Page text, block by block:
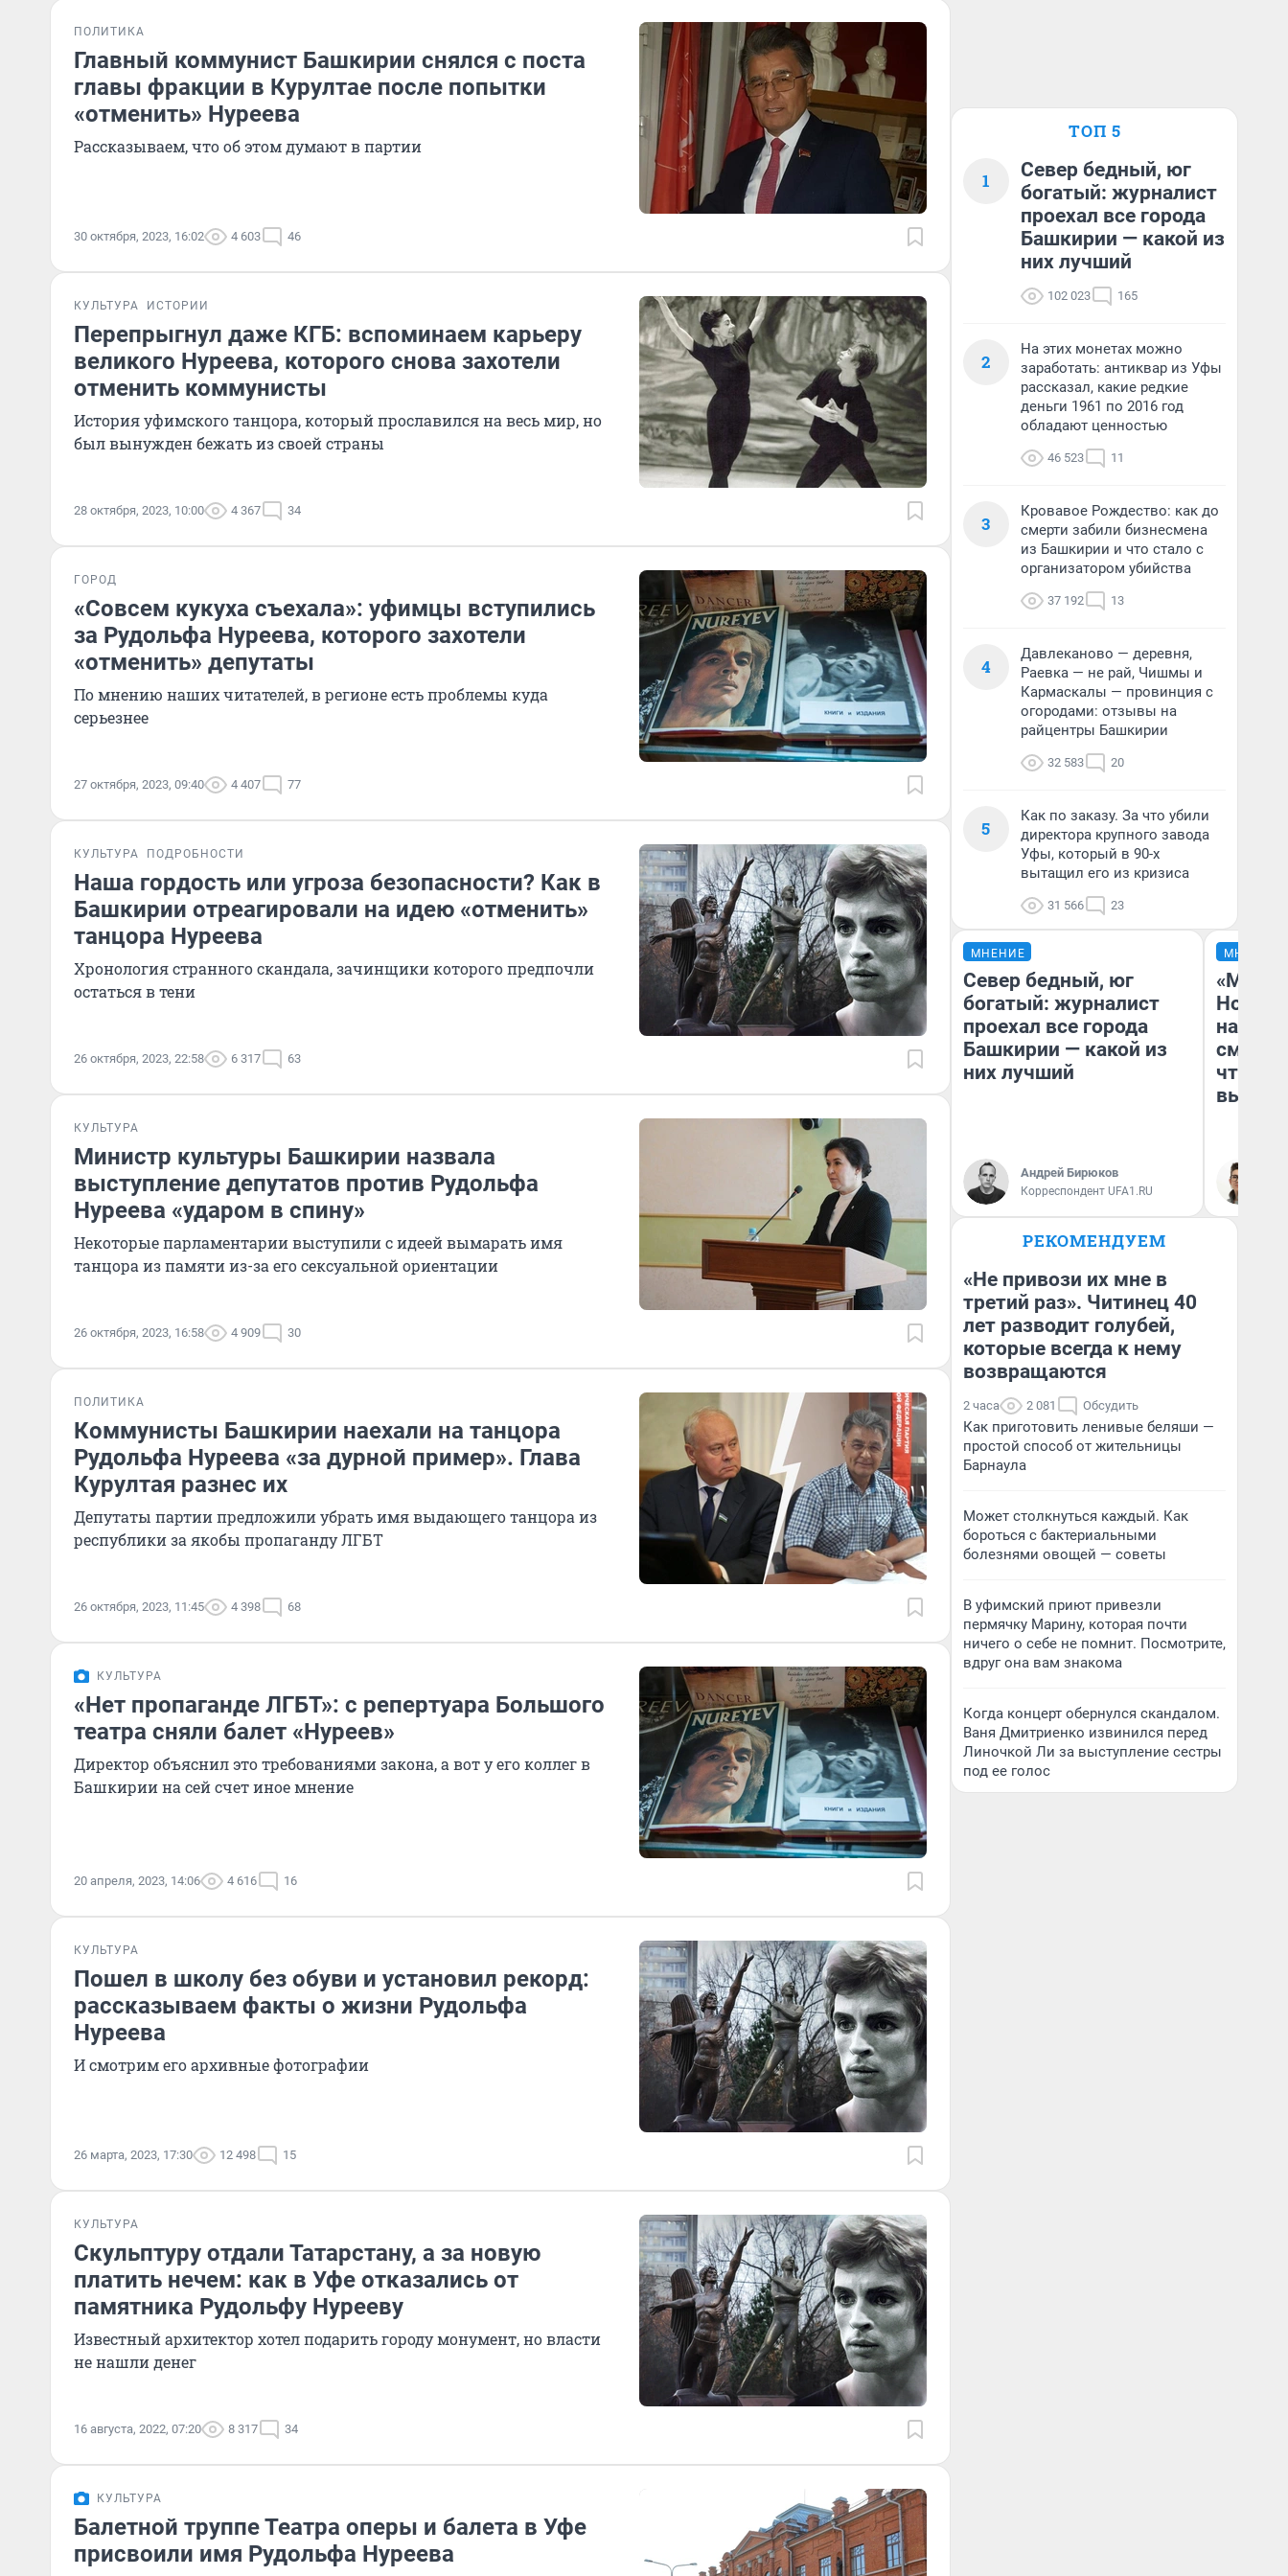
ПОЛИТИКА
Главный коммунист Башкирии снялся с поста
главы фракции в Курултае после попытки
«отменить» Нуреева
Рассказываем, что об этом думают в партии
30 октября, 2023, 16:02 4 603 46
КУЛЬТУРА ИСТОРИИ
Перепрыгнул даже КГБ: вспоминаем карьеру
великого Нуреева, которого снова захотели
отменить коммунисты
История уфимского танцора, который прославился на весь мир, но
был вынужден бежать из своей страны
28 октября, 2023, 10:00 4 367 34
ГОРОД
«Совсем кукуха съехала»: уфимцы вступились
за Рудольфа Нуреева, которого захотели
«отменить» депутаты
По мнению наших читателей, в регионе есть проблемы куда
серьезнее
27 октября, 2023, 09:40 4 407 77
КУЛЬТУРА ПОДРОБНОСТИ
Наша гордость или угроза безопасности? Как в
Башкирии отреагировали на идею «отменить»
танцора Нуреева
Хронология странного скандала, зачинщики которого предпочли
остаться в тени
26 октября, 2023, 22:58 6 317 63
КУЛЬТУРА
Министр культуры Башкирии назвала
выступление депутатов против Рудольфа
Нуреева «ударом в спину»
Некоторые парламентарии выступили с идеей вымарать имя
танцора из памяти из-за его сексуальной ориентации
26 октября, 2023, 16:58 4 909 30
ПОЛИТИКА
Коммунисты Башкирии наехали на танцора
Рудольфа Нуреева «за дурной пример». Глава
Курултая разнес их
Депутаты партии предложили убрать имя выдающего танцора из
республики за якобы пропаганду ЛГБТ
26 октября, 2023, 11:45 4 398 68
КУЛЬТУРА
«Нет пропаганде ЛГБТ»: с репертуара Большого
театра сняли балет «Нуреев»
Директор объяснил это требованиями закона, а вот у его коллег в
Башкирии на сей счет иное мнение
20 апреля, 2023, 14:06 4 616 16
КУЛЬТУРА
Пошел в школу без обуви и установил рекорд:
рассказываем факты о жизни Рудольфа
Нуреева
И смотрим его архивные фотографии
26 марта, 2023, 17:30 12 498 15
КУЛЬТУРА
Скульптуру отдали Татарстану, а за новую
платить нечем: как в Уфе отказались от
памятника Рудольфу Нурееву
Известный архитектор хотел подарить городу монумент, но власти
не нашли денег
16 августа, 2022, 07:20 8 317 34
КУЛЬТУРА
Балетной труппе Театра оперы и балета в Уфе
присвоили имя Рудольфа Нуреева
ТОП 5
1
Север бедный, юг
богатый: журналист
проехал все города
Башкирии — какой из
них лучший
102 023 165
2
На этих монетах можно
заработать: антиквар из Уфы
рассказал, какие редкие
деньги 1961 по 2016 год
обладают ценностью
46 523 11
3
Кровавое Рождество: как до
смерти забили бизнесмена
из Башкирии и что стало с
организатором убийства
37 192 13
4
Давлеканово — деревня,
Раевка — не рай, Чишмы и
Кармаскалы — провинция с
огородами: отзывы на
райцентры Башкирии
32 583 20
5
Как по заказу. За что убили
директора крупного завода
Уфы, который в 90-х
вытащил его из кризиса
31 566 23
МНЕНИЕ
Север бедный, юг
богатый: журналист
проехал все города
Башкирии — какой из
них лучший
Андрей Бирюков
Корреспондент UFA1.RU
МНЕНИЕ
«Мы
чтобы
РЕКОМЕНДУЕМ
«Не привози их мне в
третий раз». Читинец 40
лет разводит голубей,
которые всегда к нему
возвращаются
2 часа 2 081 Обсудить
Как приготовить ленивые беляши —
простой способ от жительницы
Барнаула
Может столкнуться каждый. Как
бороться с бактериальными
болезнями овощей — советы
В уфимский приют привезли
пермячку Марину, которая почти
ничего о себе не помнит. Посмотрите,
вдруг она вам знакома
Когда концерт обернулся скандалом.
Ваня Дмитриенко извинился перед
Линочкой Ли за выступление сестры
под ее голос